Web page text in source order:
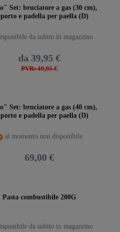
Set: bruciatore a gas (30 cm),
e padella per paella (D)
da subito in magazzino
PVR: 49,95 €
da 39,95 €
Set: bruciatore a gas (40 cm),
e padella per paella (D)
al momento non disponibile
69,00 €
Pasta combustibile 200G
da subito in magazzino